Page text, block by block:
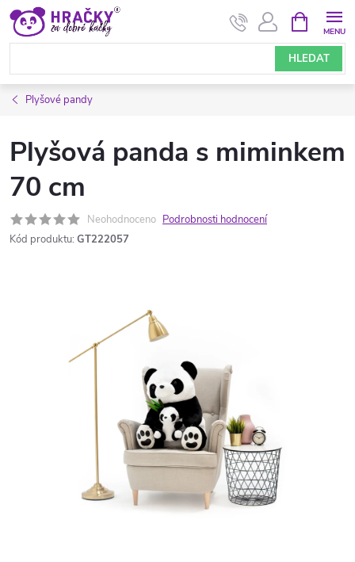
Přejít
obsah
HLEDAT
NÁKUPNÍ
KOŠÍK
Plyšové pandy
Plyšová panda s miminkem
70 cm
Neohodnoceno Podrobnosti hodnocení
Kód produktu: GT222057